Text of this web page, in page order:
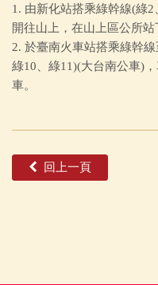
1. 由新化站搭乘綠幹線(綠
開往山上，在山上區公所站
2. 於臺南火車站搭乘綠幹
綠10、綠11)(大台南公車)
車。
回上一頁